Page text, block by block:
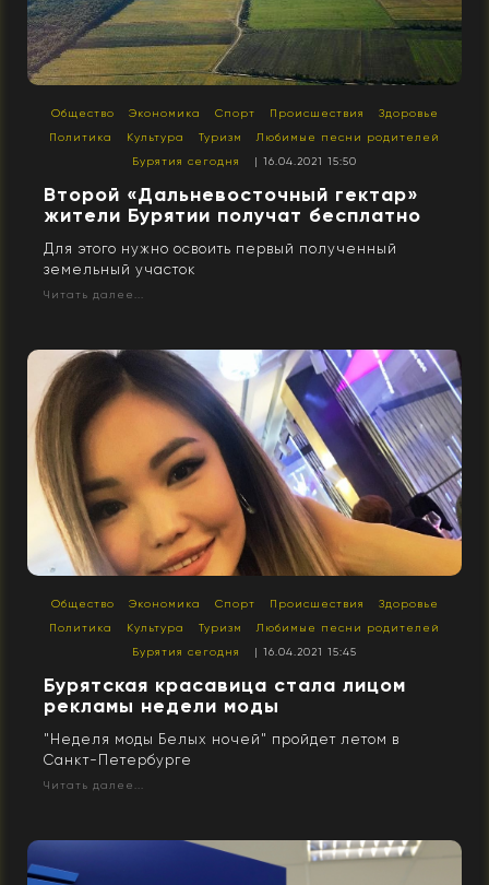
Общество Экономика Спорт Происшествия
Здоровье
Политика
Культура Туризм
Любимые песни родителей
Бурятия сегодня
| 16.04.2021 15:50
Второй «Дальневосточный гектар»
жители Бурятии получат бесплатно
Для этого нужно освоить первый полученный
земельный участок
Читать далее...
Общество Экономика Спорт Происшествия
Здоровье
Политика
Культура Туризм
Любимые песни родителей
Бурятия сегодня
| 16.04.2021 15:45
Бурятская красавица стала лицом
рекламы недели моды
"Неделя моды Белых ночей" пройдет летом в
Санкт-Петербурге
Читать далее...